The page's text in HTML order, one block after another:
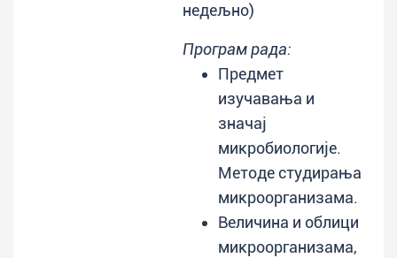
недељно)
Програм рада:
Предмет
изучавања и
значај
микробиологије.
Методе студирања
микроорганизама.
Величина и облици
микроорганизама,